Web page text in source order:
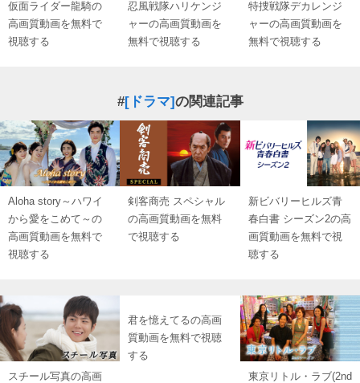
仮面ライダー龍騎の
高画質動画を無料で
視聴する
忍風戦隊ハリケンジ
ャーの高画質動画を
無料で視聴する
特捜戦隊デカレンジ
ャーの高画質動画を
無料で視聴する
#[ドラマ]の関連記事
Aloha story～ハワイ
から愛をこめて～の
高画質動画を無料で
視聴する
剣客商売 スペシャル
の高画質動画を無料
で視聴する
新ビバリーヒルズ青
春白書 シーズン2の高
画質動画を無料で視
聴する
スチール写真の高画
君を憶えてるの高画
質動画を無料で視聴
する
東京リトル・ラブ(2nd